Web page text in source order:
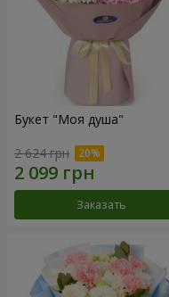
Букет "Моя душа"
2 624 грн
Заказать